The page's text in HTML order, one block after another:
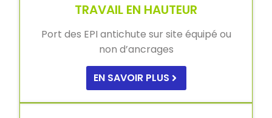
TRAVAIL EN HAUTEUR
Port des EPI antichute sur site équipé ou
non d’ancrages
EN SAVOIR PLUS